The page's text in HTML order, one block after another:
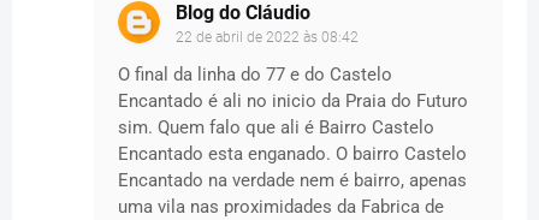
Blog do Cláudio
22 de abril de 2022 às 08:42
O final da linha do 77 e do Castelo
Encantado é ali no inicio da Praia do Futuro
sim. Quem falo que ali é Bairro Castelo
Encantado esta enganado. O bairro Castelo
Encantado na verdade nem é bairro, apenas
uma vila nas proximidades da Fabrica de